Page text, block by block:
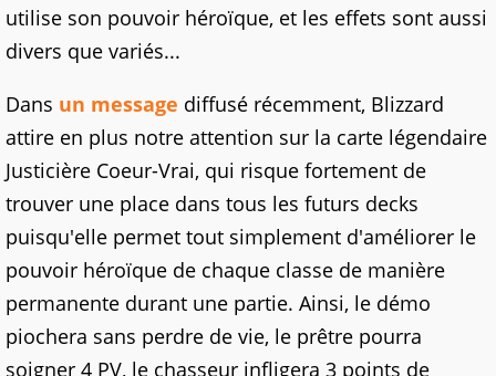
utilise son pouvoir héroïque, et les effets sont aussi
divers que variés...
Dans un message diffusé récemment, Blizzard
attire en plus notre attention sur la carte légendaire
Justicière Coeur-Vrai, qui risque fortement de
trouver une place dans tous les futurs decks
puisqu'elle permet tout simplement d'améliorer le
pouvoir héroïque de chaque classe de manière
permanente durant une partie. Ainsi, le démo
piochera sans perdre de vie, le prêtre pourra
soigner 4 PV, le chasseur infligera 3 points de